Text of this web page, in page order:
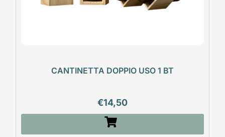
CANTINETTA DOPPIO USO 1 BT
€14,50